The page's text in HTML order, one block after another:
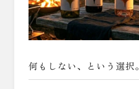
何もしない、という選択。